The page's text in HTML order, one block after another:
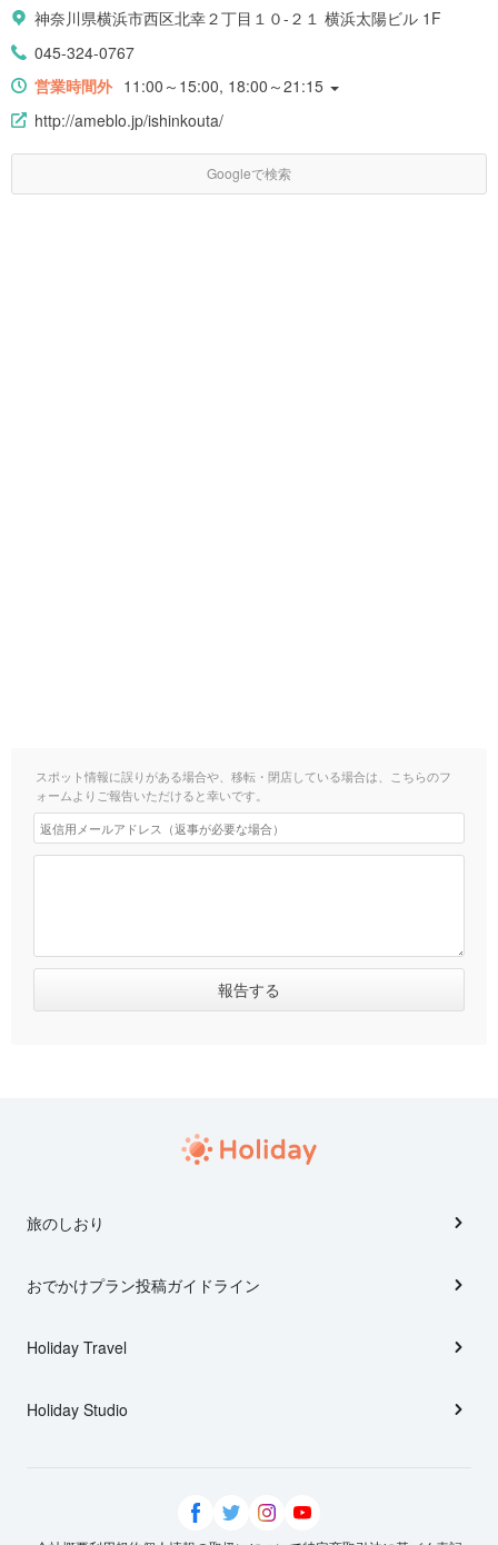
神奈川県横浜市西区北幸２丁目１０-２１ 横浜太陽ビル 1F
045-324-0767
営業時間外 11:00～15:00, 18:00～21:15
http://ameblo.jp/ishinkouta/
Googleで検索
スポット情報に誤りがある場合や、移転・閉店している場合は、こちらのフ
ォームよりご報告いただけると幸いです。
旅のしおり
おでかけプラン投稿ガイドライン
Holiday Travel
Holiday Studio